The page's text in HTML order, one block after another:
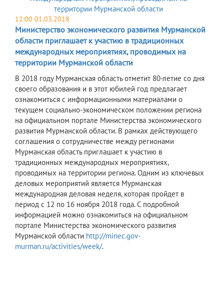
12:00 01.03.2018
Министерство экономического развития Мурманской
области приглашает к участию в традиционных
международных мероприятиях, проводимых на
территории Мурманской области
В 2018 году Мурманская область отметит 80-летие со дня
своего образования и в этот юбилей год предлагает
ознакомиться с информационными материалами о
текущем социально-экономическом положении региона
на официальном портале Министерства экономического
развития Мурманской области. В рамках действующего
соглашения о сотрудничестве между регионами
Мурманская область приглашает к участию в
традиционных международных мероприятиях,
проводимых на территории региона. Одним из ключевых
деловых мероприятий является Мурманская
международная деловая неделя, которая пройдет в
период с 12 по 16 ноября 2018 года. С подробной
информацией можно ознакомиться на официальном
портале Министерства экономического развития
Мурманской области http://minec.gov-
murman.ru/activities/week/.